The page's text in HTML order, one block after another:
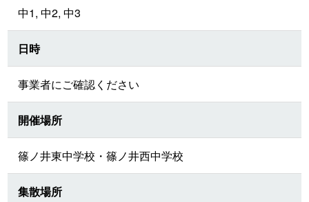
中1, 中2, 中3
日時
事業者にご確認ください
開催場所
篠ノ井東中学校・篠ノ井西中学校
集散場所